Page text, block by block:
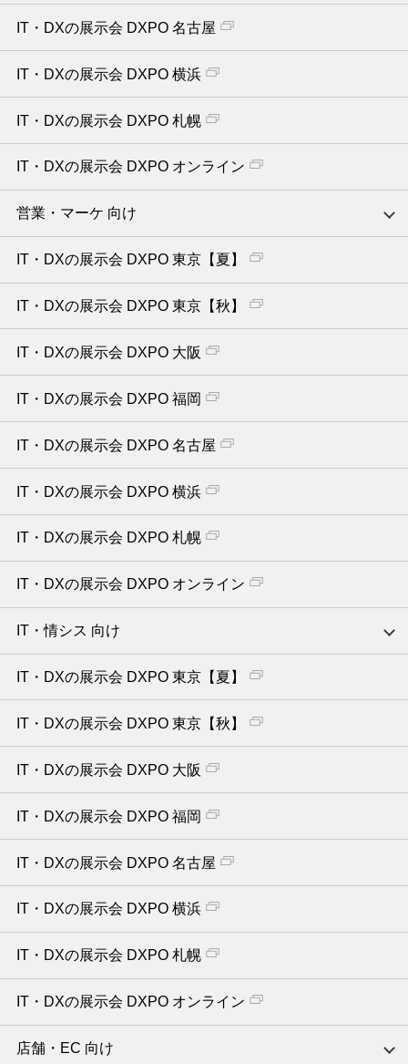
IT・DXの展示会 DXPO 名古屋
IT・DXの展示会 DXPO 横浜
IT・DXの展示会 DXPO 札幌
IT・DXの展示会 DXPO オンライン
営業・マーケ 向け
IT・DXの展示会 DXPO 東京【夏】
IT・DXの展示会 DXPO 東京【秋】
IT・DXの展示会 DXPO 大阪
IT・DXの展示会 DXPO 福岡
IT・DXの展示会 DXPO 名古屋
IT・DXの展示会 DXPO 横浜
IT・DXの展示会 DXPO 札幌
IT・DXの展示会 DXPO オンライン
IT・情シス 向け
IT・DXの展示会 DXPO 東京【夏】
IT・DXの展示会 DXPO 東京【秋】
IT・DXの展示会 DXPO 大阪
IT・DXの展示会 DXPO 福岡
IT・DXの展示会 DXPO 名古屋
IT・DXの展示会 DXPO 横浜
IT・DXの展示会 DXPO 札幌
IT・DXの展示会 DXPO オンライン
店舗・EC 向け